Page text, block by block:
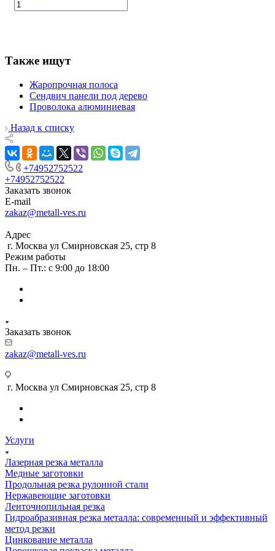
Также ищут
Жаропрочная полоса
Сендвич панели под дерево
Проволока алюминиевая
Назад к списку
+74952752522
+74952752522
Заказать звонок
E-mail
zakaz@metall-ves.ru
Адрес
г. Москва ул Смирновская 25, стр 8
Режим работы
Пн. – Пт.: с 9:00 до 18:00
Заказать звонок
zakaz@metall-ves.ru
г. Москва ул Смирновская 25, стр 8
Услуги
Лазерная резка металла
Медные заготовки
Продольная резка рулонной стали
Нержавеющие заготовки
Ленточнопильная резка
Гидроабразивная резка металла: современный и эффективный
метод резки
Цинкование металла